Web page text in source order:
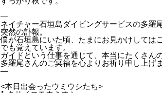
—
ネイチャー石垣島ダイビングサービスの多羅
突然の訃報。
僕が石垣島にいた頃、たまにお見かけしては
でも覚えています。
ガイドという仕事を通じて、本当にたくさん
多羅尾さんのご冥福を心よりお祈り申し上げま
—
<本日出会ったウミウシたち>